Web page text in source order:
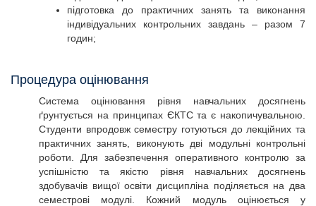
підготовка до практичних занять та виконання
індивідуальних контрольних завдань – разом 7
годин;
Процедура оцінювання
Система оцінювання рівня навчальних досягнень
ґрунтується на принципах ЄКТС та є накопичувальною.
Студенти впродовж семестру готуються до лекційних та
практичних занять, виконують дві модульні контрольні
роботи. Для забезпечення оперативного контролю за
успішністю та якістю рівня навчальних досягнень
здобувачів вищої освіти дисципліна поділяється на два
семестрові модулі. Кожний модуль оцінюється у